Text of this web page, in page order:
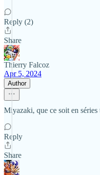
Reply (2)
Share
Thierry Falcoz
Apr 5, 2024
Author
Miyazaki, que ce soit en
Reply
Share